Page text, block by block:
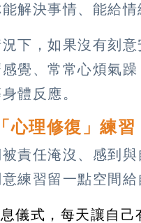
解決事情、能給情
下，如果沒有刻
覺、常常心煩氣
體反應。
心理修復」練
責任淹沒、感到
練習留一點空間給
儀式，每天讓自